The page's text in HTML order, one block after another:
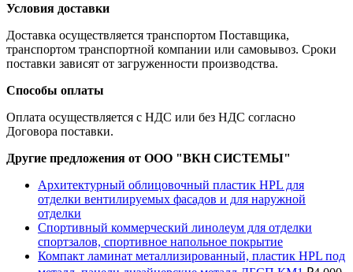
Условия доставки
Доставка осуществляется транспортом Поставщика,
транспортом транспортной компании или самовывоз. Сроки
поставки зависят от загруженности производства.
Способы оплаты
Оплата осуществляется с НДС или без НДС согласно
Договора поставки.
Другие предложения от ООО "ВКН СИСТЕМЫ"
Архитектурный облицовочный пластик HPL для
отделки вентилируемых фасадов и для наружной
отделки
Спортивный коммерческий линолеум для отделки
спортзалов, спортивное напольное покрытие
Компакт ламинат металлизированный, пластик HPL под